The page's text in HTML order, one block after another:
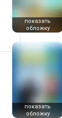
показать
обложку
показать
обложку